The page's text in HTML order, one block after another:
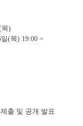
목)
(목) 19:00 ~
출 및 공개 발표